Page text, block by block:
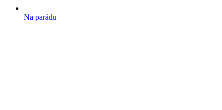
Na parádu